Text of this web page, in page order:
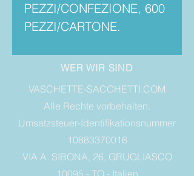
PEZZI/CONFEZIONE, 600
PEZZI/CARTONE.
WER WIR SIND
VASCHETTE-SACCHETTI.COM
Alle Rechte vorbehalten.
Umsatzsteuer-Identifikationsnummer
10883370016
VIA A. SIBONA, 26, GRUGLIASCO